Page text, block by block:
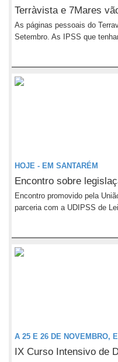
Terràvista e 7Mares
As páginas pessoais do
Setembro. As IPSS que
HOJE - EM SANTARÉM
Encontro sobre
Encontro promovido pela
parceria com a UDIPSS de
A 25 E 26 DE NOVEMBRO,
IX Curso Intensivo de